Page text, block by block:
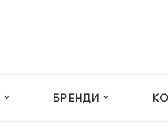
БРЕНДИ